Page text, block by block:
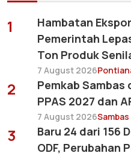
1
Hambatan
Pemerintah
Ton Produk
7 August 2026
2
Pemkab Sambas
PPAS 2027 dan
7 August 2026Sambas
3
Baru 24 dari 156
ODF, Perubahan